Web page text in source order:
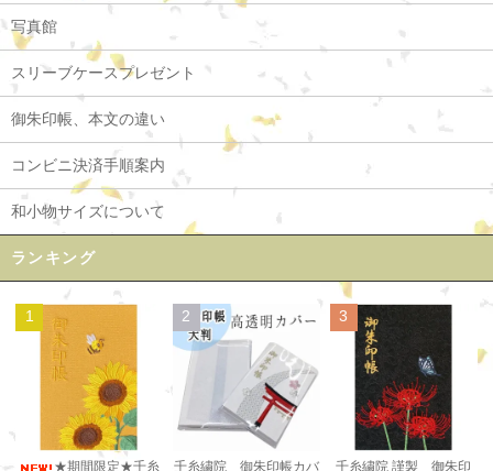
写真館
スリーブケースプレゼント
御朱印帳、本文の違い
コンビニ決済手順案内
和小物サイズについて
ランキング
1
★期間限定★千糸
2
千糸繍院 御朱印帳カバ
3
千糸繍院 謹製 御朱印